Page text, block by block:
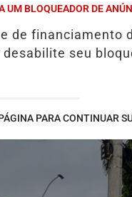
UM BLOQUEADOR DE
de financiamento
seu
PARA CONTINUAR